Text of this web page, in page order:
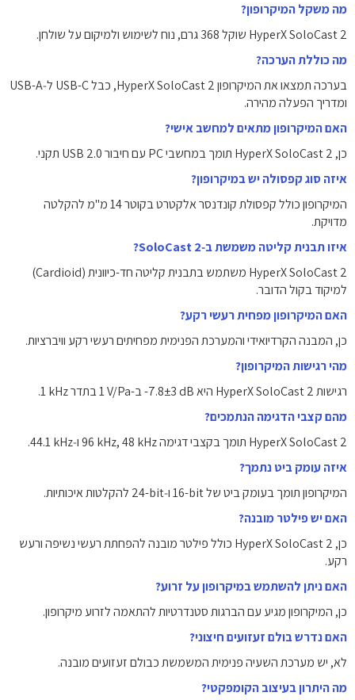
מה משקל המיקרופון?
HyperX SoloCast 2 שוקל ‎368 גרם‎, נוח לשימוש ולמיקום על שולחן.
מה כוללת הערכה?
בערכה תמצאו את המיקרופון HyperX SoloCast 2, כבל USB-C ל‑USB-A
ומדריך הפעלה מהירה.
האם המיקרופון מתאים למחשב אישי?
כן, HyperX SoloCast 2 תומך במחשבי PC עם חיבור USB 2.0 תקני.
איזה סוג קפסולה יש במיקרופון?
המיקרופון כולל קפסולת קונדנסר אלקטרט בקוטר ‎14 מ"מ‎ להקלטה
מדויקת.
איזו תבנית קליטה משמשת ב‑SoloCast 2?
HyperX SoloCast 2 משתמש בתבנית קליטה חד-כיוונית (Cardioid)
למיקוד בקול הדובר.
האם המיקרופון מפחית רעשי רקע?
כן, המבנה הקרדיואידי והמערכת הפנימית מפחיתים רעשי רקע וויברציות.
מהי רגישות המיקרופון?
רגישות HyperX SoloCast 2 היא ‎-7.8±3 dB‎ ב-‎1 V/Pa‎ בתדר ‎1 kHz‎.
מהם קצבי הדגימה הנתמכים?
HyperX SoloCast 2 תומך בקצבי דגימה ‎96 kHz‎, ‎48 kHz‎ ו‑‎44.1 kHz‎.
איזה עומק ביט נתמך?
המיקרופון תומך בעומק ביט של ‎16-bit‎ ו‑‎24-bit‎ להקלטות איכותיות.
האם יש פילטר מובנה?
כן, HyperX SoloCast 2 כולל פילטר מובנה להפחתת רעשי נשיפה ורעש
רקע.
האם ניתן להשתמש במיקרופון על זרוע?
כן, המיקרופון מגיע עם הברגות סטנדרטיות להתאמה לזרוע מיקרופון.
האם נדרש בולם זעזועים חיצוני?
לא, יש מערכת השעיה פנימית המשמשת כבולם זעזועים מובנה.
מה היתרון בעיצוב הקומפקטי?